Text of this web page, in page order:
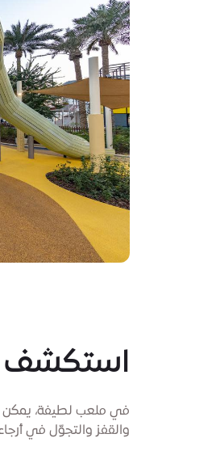
استكشف
في ملعب لطيفة، يمكن
والقفز والتجوّل في